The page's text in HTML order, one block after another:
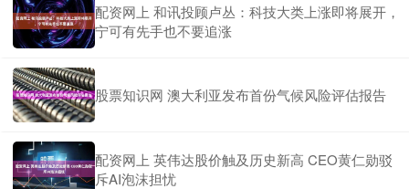
配资网上 和讯投顾卢丛：科技大类上涨即将展开，
宁可有先手也不要追涨
股票知识网 澳大利亚发布首份气候风险评估报告
配资网上 英伟达股价触及历史新高 CEO黄仁勋驳
斥AI泡沫担忧